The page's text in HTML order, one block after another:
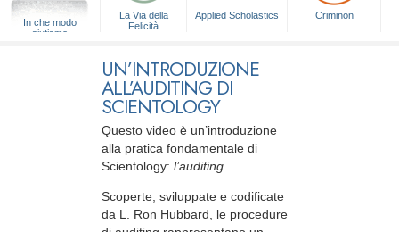
In che modo
aiutiamo
La Via della
Felicità
Applied Scholastics Criminon
UN’INTRODUZIONE
ALL’AUDITING DI
SCIENTOLOGY
Questo video è un’introduzione
alla pratica fondamentale di
Scientology: l’auditing
Scoperte, sviluppate e codificate
da L. Ron Hubbard, le procedure